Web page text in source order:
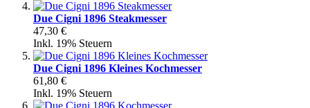
Due Cigni 1896 Steakmesser
47,30 €
Inkl. 19% Steuern
Due Cigni 1896 Kleines Kochmesser
61,80 €
Inkl. 19% Steuern